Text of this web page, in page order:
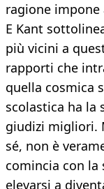
ragione impone
E Kant
più vicini a
rapporti che
quella cosmica
scolastica ha la
giudizi migliori.
sé, non è
comincia con la
elevarsi a